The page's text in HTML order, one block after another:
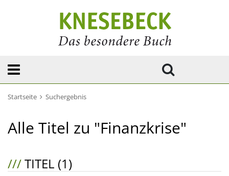
Startseite Suchergebnis
Alle Titel zu "Finanzkrise"
///TITEL (1)